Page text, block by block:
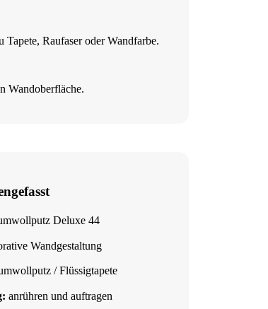
Raufaser oder Wandfarbe.
Wandoberfläche.
Deluxe 44
Wandgestaltung
/ Flüssigtapete
anrühren und auftragen